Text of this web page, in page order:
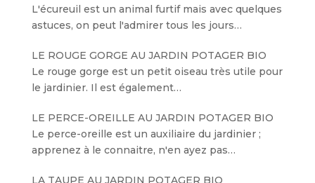
L'écureuil est un animal furtif mais avec quelques
astuces, on peut l'admirer tous les jours…
LE ROUGE GORGE AU JARDIN POTAGER BIO
Le rouge gorge est un petit oiseau très utile pour
le jardinier. Il est également…
LE PERCE-OREILLE AU JARDIN POTAGER BIO
Le perce-oreille est un auxiliaire du jardinier ;
apprenez à le connaitre, n'en ayez pas…
LA TAUPE AU JARDIN POTAGER BIO